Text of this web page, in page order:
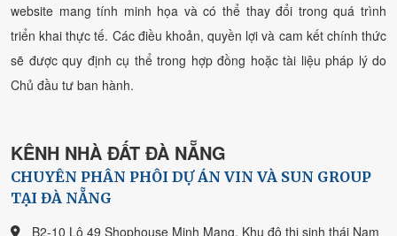
website mang tính minh họa và có thể thay đổi trong quá trình
triển khai thực tế. Các điều khoản, quyền lợi và cam kết chính thức
sẽ được quy định cụ thể trong hợp đồng hoặc tài liệu pháp lý do
Chủ đầu tư ban hành.
KÊNH NHÀ ĐẤT ĐÀ NẴNG
CHUYÊN PHÂN PHÔI DỰ ÁN VIN VÀ SUN GROUP
TẠI ĐÀ NẴNG
B2-10 Lô 49 Shophouse Minh Mạng, Khu đô thị sinh thái Nam